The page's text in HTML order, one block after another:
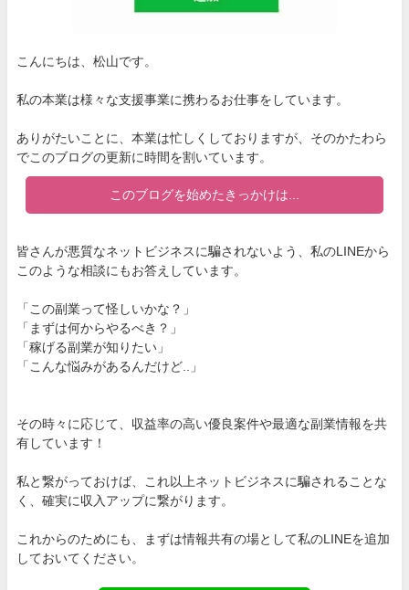
こんにちは、松山です。
私の本業は様々な支援事業に携わるお仕事をしています。
ありがたいことに、本業は忙しくしておりますが、そのかたわら
でこのブログの更新に時間を割いています。
このブログを始めたきっかけは...
皆さんが悪質なネットビジネスに騙されないよう、私のLINEから
このような相談にもお答えしています。
「この副業って怪しいかな？」
「まずは何からやるべき？」
「稼げる副業が知りたい」
「こんな悩みがあるんだけど..」
その時々に応じて、収益率の高い優良案件や最適な副業情報を共
有しています！
私と繋がっておけば、これ以上ネットビジネスに騙されることな
く、確実に収入アップに繋がります。
これからのためにも、まずは情報共有の場として私のLINEを追加
しておいてください。